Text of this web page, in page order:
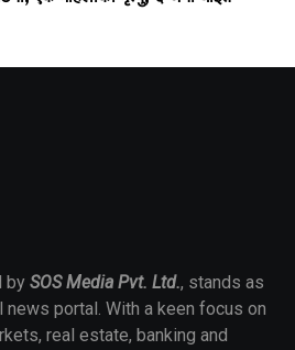
by SOS Media Pvt. Ltd., stands as
news portal. With a keen focus on
real estate, banking and